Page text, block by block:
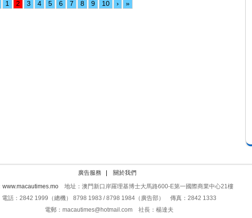
1 2 3 4 5 6 7 8 9 10 › »
廣告服務
關於我們
www.macautimes.mo 地址：澳門新口岸羅理基博士大馬路600-E第一國際商業中心21樓
電話：2842 1999（總機） 8798 1983 / 8798 1984（廣告部） 傳真：2842 1333
電郵：macautimes@hotmail.com 社長：楊達夫